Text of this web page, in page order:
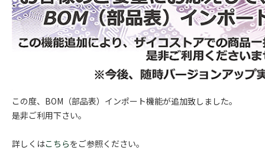
この度、BOM（部品表）インポート機能が追加致しました。
是非ご利用下さい。
詳しくはこちらをご参照ください。